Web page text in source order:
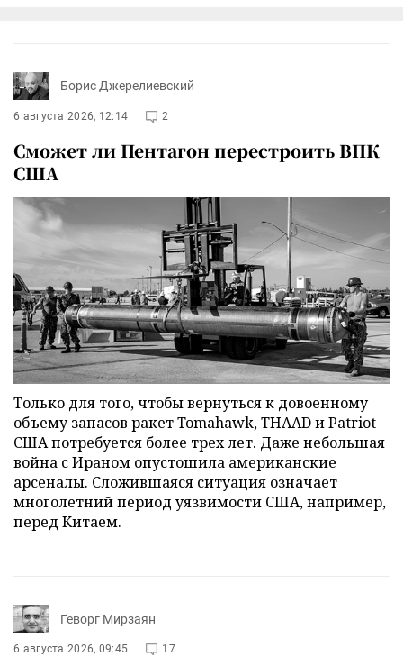
Борис Джерелиевский
6 августа 2026, 12:14 2
Сможет ли Пентагон перестроить ВПК
США
Только для того, чтобы вернуться к довоенному
объему запасов ракет Tomahawk, THAAD и Patriot
США потребуется более трех лет. Даже небольшая
война с Ираном опустошила американские
арсеналы. Сложившаяся ситуация означает
многолетний период уязвимости США, например,
перед Китаем.
Геворг Мирзаян
6 августа 2026, 09:45 17